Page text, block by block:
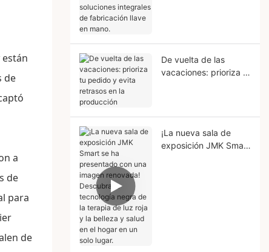
de
a
de
para
de
De vuelta de las
vacaciones: prioriza tu
¡La nueva sala de
exposición JMK Smart